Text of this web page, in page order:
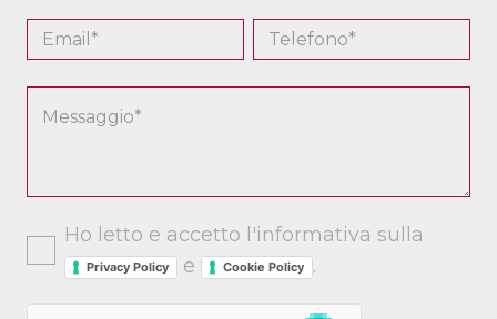
Ho letto e accetto l'informativa sulla
Privacy Policy e Cookie Policy .